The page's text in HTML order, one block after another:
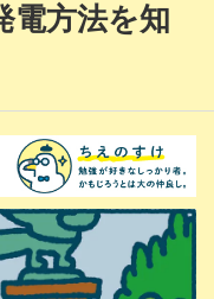
電方法を知